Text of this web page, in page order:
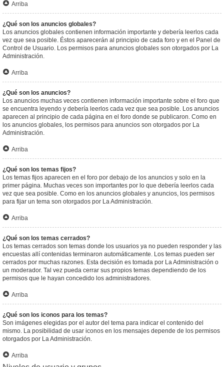
Arriba
¿Qué son los anuncios globales?
Los anuncios globales contienen información importante y debería leerlos cada
vez que sea posible. Éstos aparecerán al principio de cada foro y en el Panel de
Control de Usuario. Los permisos para anuncios globales son otorgados por La
Administración.
Arriba
¿Qué son los anuncios?
Los anuncios muchas veces contienen información importante sobre el foro que
se encuentra leyendo y debería leerlos cada vez que sea posible. Los anuncios
aparecen al principio de cada página en el foro donde se publicaron. Como en
los anuncios globales, los permisos para anuncios son otorgados por La
Administración.
Arriba
¿Qué son los temas fijos?
Los temas fijos aparecen en el foro por debajo de los anuncios y solo en la
primer página. Muchas veces son importantes por lo que debería leerlos cada
vez que sea posible. Como en los anuncios globales y anuncios, los permisos
para fijar un tema son otorgados por La Administración.
Arriba
¿Qué son los temas cerrados?
Los temas cerrados son temas donde los usuarios ya no pueden responder y las
encuestas allí contenidas terminaron automáticamente. Los temas pueden ser
cerrados por muchas razones. Esta decisión es tomada por La Administración o
un moderador. Tal vez pueda cerrar sus propios temas dependiendo de los
permisos que le hayan concedido los administradores.
Arriba
¿Qué son los iconos para los temas?
Son imágenes elegidas por el autor del tema para indicar el contenido del
mismo. La posibilidad de usar iconos en los mensajes depende de los permisos
otorgados por La Administración.
Arriba